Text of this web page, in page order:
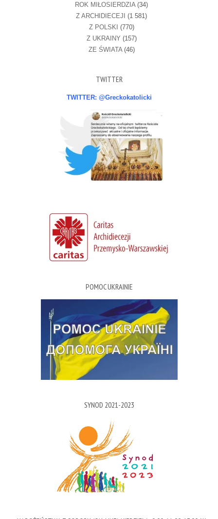
ROK MIŁOSIERDZIA (34)
Z ARCHIDIECEJI (1 581)
Z POLSKI (770)
Z UKRAINY (157)
ZE ŚWIATA(46)
TWITTER
TWITTER: @Greckokatolicki
POMOC UKRAINIE
SYNOD 2021-2023